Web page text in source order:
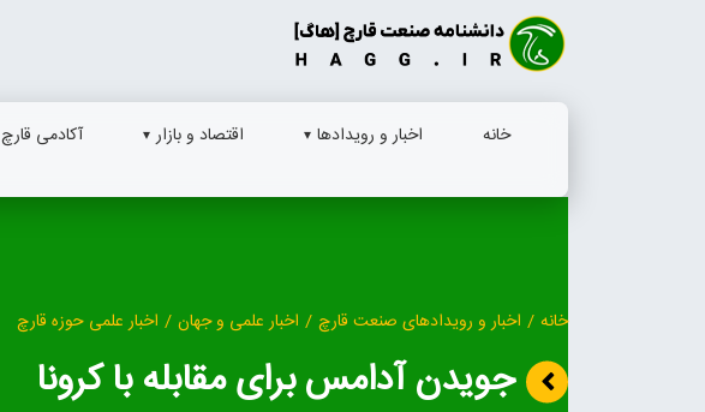
خانه اخبار و رویدادها اقتصاد و بازار آکادمی قارچ
خانه / اخبار و رویدادهای صنعت قارچ / اخبار علمی و جهان / اخبار علمی حوزه قارچ
جویدن آدامس برای مقابله با کرونا